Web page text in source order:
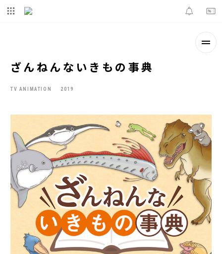
ざんねんないきもの事典
TV ANIMATION 2019